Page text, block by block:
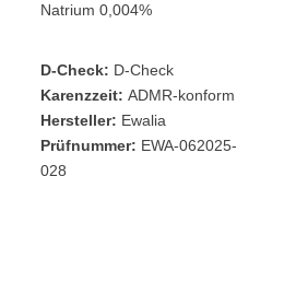
Natrium 0,004%
D-Check: D-Check
Karenzzeit: ADMR-konform
Hersteller: Ewalia
Prüfnummer: EWA-062025-
028